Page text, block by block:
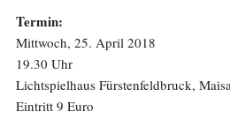
Termin:
Mittwoch, 25. April 2018
19.30 Uhr
Lichtspielhaus Fürstenfeldbruck,
Eintritt 9 Euro